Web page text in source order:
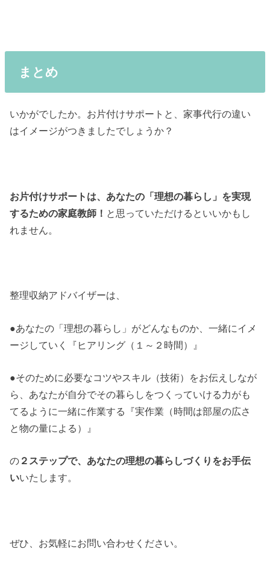
まとめ
いかがでしたか。お片付けサポートと、家事代行の違い
はイメージがつきましたでしょうか？
お片付けサポートは、あなたの「理想の暮らし」を実現
するための家庭教師！ と思っていただけるといいかもし
れません。
整理収納アドバイザーは、
●あなたの「理想の暮らし」がどんなものか、一緒にイメ
ージしていく『ヒアリング（１～２時間）』
●そのために必要なコツやスキル（技術）をお伝えしなが
ら、あなたが自分でその暮らしをつくっていける力がも
てるように一緒に作業する『実作業（時間は部屋の広さ
と物の量による）』
の ２ステップで、あなたの理想の暮らしづくりをお手伝
いいたします。
ぜひ、お気軽にお問い合わせください。